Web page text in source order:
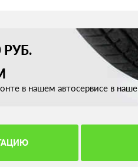
в нашем автосервисе в